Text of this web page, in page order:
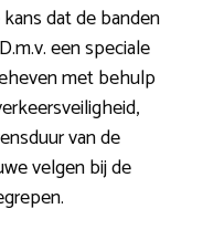
dat de banden
een speciale
met behulp
van de
velgen bij de